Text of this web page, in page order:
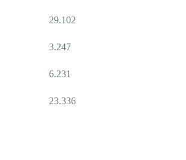
29.102
3.247
6.231
23.336